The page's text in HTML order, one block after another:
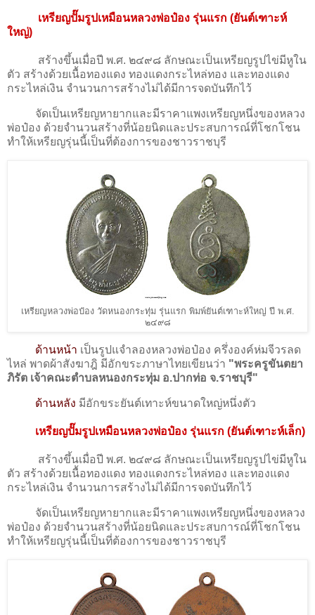
เหรียญปั๊มรูปเหมือนหลวงพ่อป๋อง รุ่นแรก (ยันต์เฑาะห์
ใหญ่)
สร้างขึ้นเมื่อปี พ.ศ. ๒๔๙๘ ลักษณะเป็นเหรียญรูปไข่มีหูใน
ตัว สร้างด้วยเนื้อทองแดง ทองแดงกระไหล่ทอง และทองแดง
กระไหล่เงิน จำนวนการสร้างไม่ได้มีการจดบันทึกไว้
จัดเป็นเหรียญหายากและมีราคาแพงเหรียญหนึ่งของหลวง
พ่อป๋อง ด้วยจำนวนสร้างที่น้อยนิดและประสบการณ์ที่โชกโชน
ทำให้เหรียญรุ่นนี้เป็นที่ต้องการของชาวราชบุรี
เหรียญหลวงพ่อป๋อง วัดหนองกระทุ่ม รุ่นแรก พิมพ์ยันต์เฑาะห์ใหญ่ ปี พ.ศ.
๒๔๙๘
ด้านหน้า เป็นรูปแจำลองหลวงพ่อป๋อง ครึ่งองค์ห่มจีวรลด
ไหล่ พาดผ้าสังฆาฎิ มีอักขระภาษาไทยเขียนว่า "พระครูขันตยา
ภิรัต เจ้าคณะตำบลหนองกระทุ่ม อ.ปากท่อ จ.ราชบุรี"
ด้านหลัง มีอักขระยันต์เทาะห์ขนาดใหญ่หนึ่งตัว
เหรียญปั๊มรูปเหมือนหลวงพ่อป๋อง รุ่นแรก (ยันต์เฑาะห์เล็ก)
สร้างขึ้นเมื่อปี พ.ศ. ๒๔๙๘ ลักษณะเป็นเหรียญรูปไข่มีหูใน
ตัว สร้างด้วยเนื้อทองแดง ทองแดงกระไหล่ทอง และทองแดง
กระไหล่เงิน จำนวนการสร้างไม่ได้มีการจดบันทึกไว้
จัดเป็นเหรียญหายากและมีราคาแพงเหรียญหนึ่งของหลวง
พ่อป๋อง ด้วยจำนวนสร้างที่น้อยนิดและประสบการณ์ที่โชกโชน
ทำให้เหรียญรุ่นนี้เป็นที่ต้องการของชาวราชบุรี